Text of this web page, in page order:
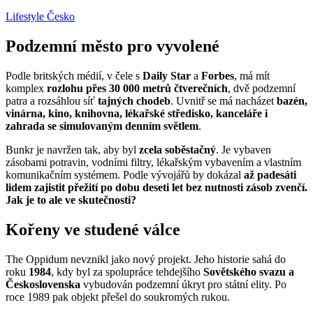
Lifestyle Česko
Podzemní město pro vyvolené
Podle britských médií, v čele s Daily Star a Forbes, má mít
komplex rozlohu přes 30 000 metrů čtverečních, dvě podzemní
patra a rozsáhlou síť tajných chodeb. Uvnitř se má nacházet bazén,
vinárna, kino, knihovna, lékařské středisko, kanceláře i
zahrada se simulovaným denním světlem.
Bunkr je navržen tak, aby byl zcela soběstačný. Je vybaven
zásobami potravin, vodními filtry, lékařským vybavením a vlastním
komunikačním systémem. Podle vývojářů by dokázal až padesáti
lidem zajistit přežití po dobu deseti let bez nutnosti zásob zvenčí.
Jak je to ale ve skutečnosti?
Kořeny ve studené válce
The Oppidum nevznikl jako nový projekt. Jeho historie sahá do
roku 1984, kdy byl za spolupráce tehdejšího Sovětského svazu a
Československa vybudován podzemní úkryt pro státní elity. Po
roce 1989 pak objekt přešel do soukromých rukou.